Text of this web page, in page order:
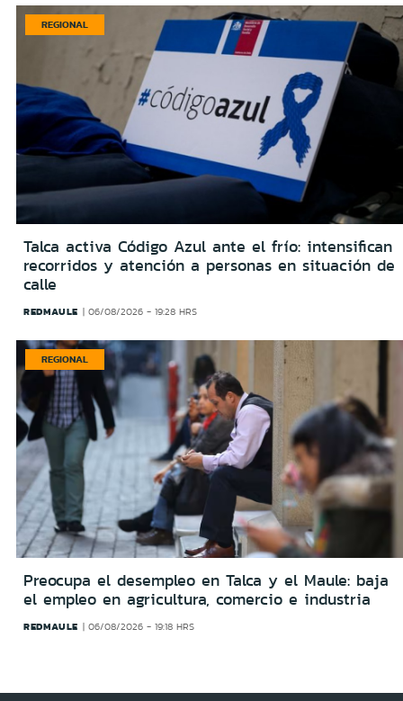
REGIONAL
Talca activa Código Azul ante el frío: intensifican
recorridos y atención a personas en situación de
calle
REDMAULE 06/08/2026 - 19:28 HRS
REGIONAL
Preocupa el desempleo en Talca y el Maule: baja
el empleo en agricultura, comercio e industria
REDMAULE 06/08/2026 - 19:18 HRS